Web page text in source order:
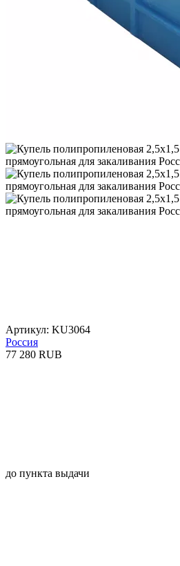
Артикул: KU3064
Россия
77 280 RUB
до пункта выдачи